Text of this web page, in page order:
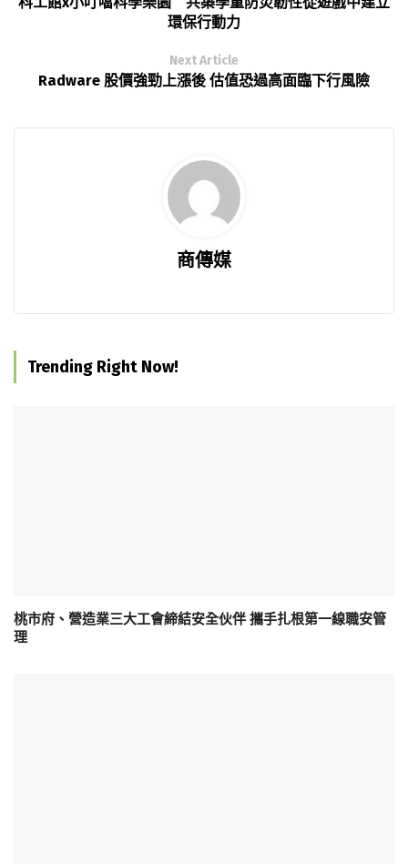
環保行動力
Next Article
Radware 股價強勁上漲後 估值恐過高面臨下行風險
商傳媒
Trending Right Now!
桃市府、營造業三大工會締結安全伙伴 攜手扎根第一線職安管
理